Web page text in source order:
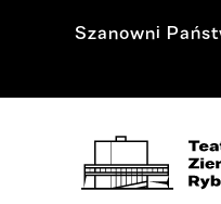
Szanowni